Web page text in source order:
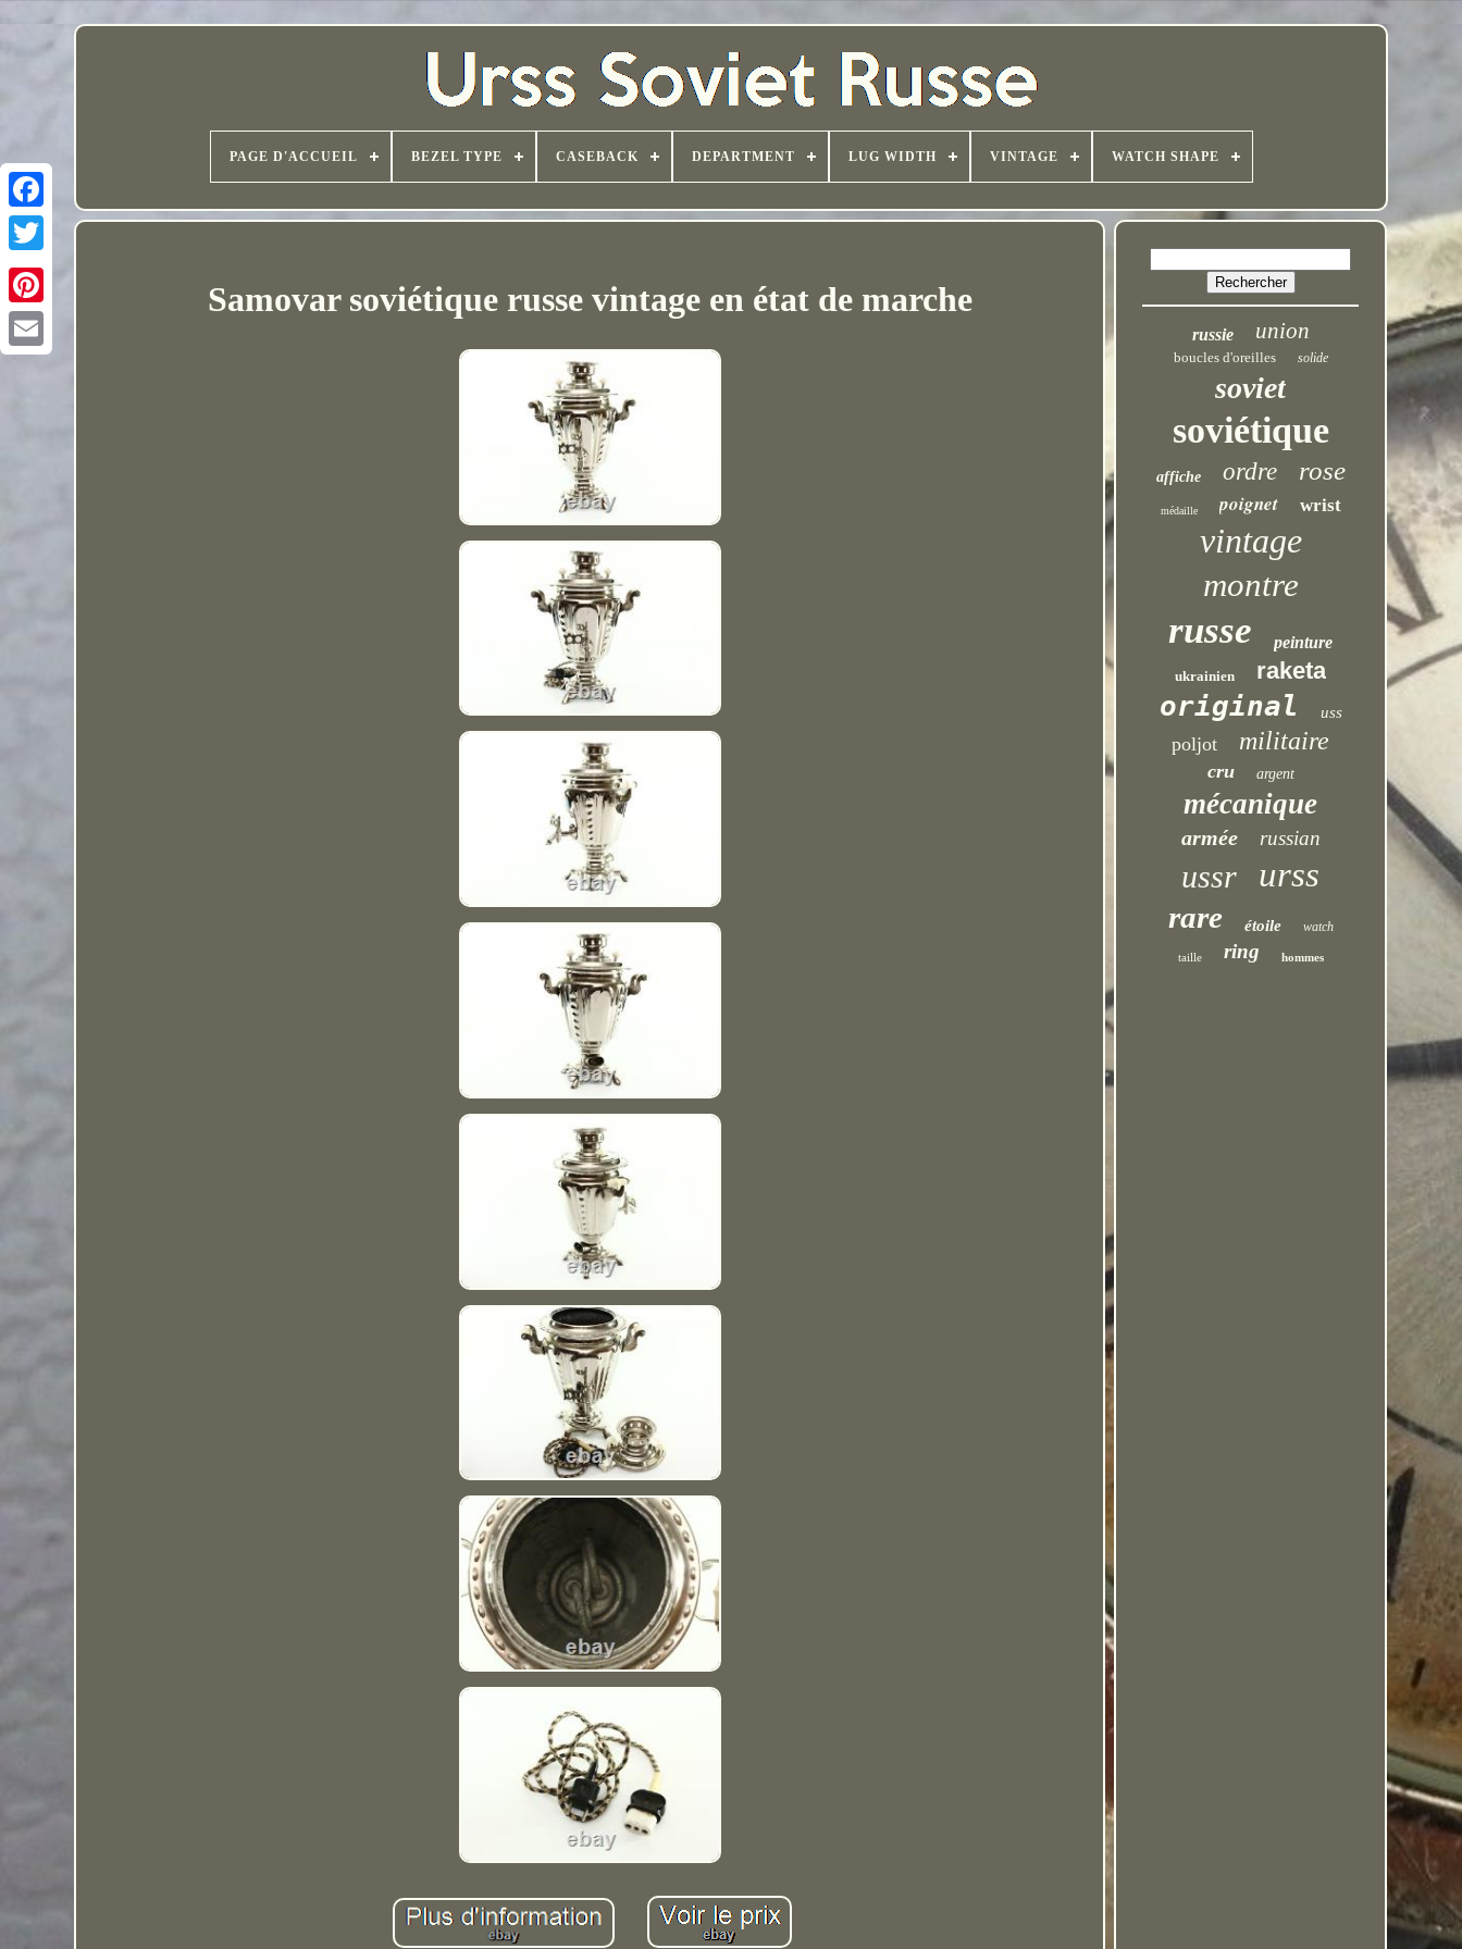
PAGE D'ACCUEIL BEZEL TYPE CASEBACK DEPARTMENT LUG WIDTH VINTAGE WATCH SHAPE
Samovar soviétique russe vintage en état de marche
russie union
boucles d'oreilles solide
soviet
soviétique
affiche ordre rose
médaille poignet wrist
vintage
montre
russe peinture
ukrainien raketa
original uss
poljot militaire
cru argent
mécanique
armée russian
ussr urss
rare étoile watch
taille ring hommes